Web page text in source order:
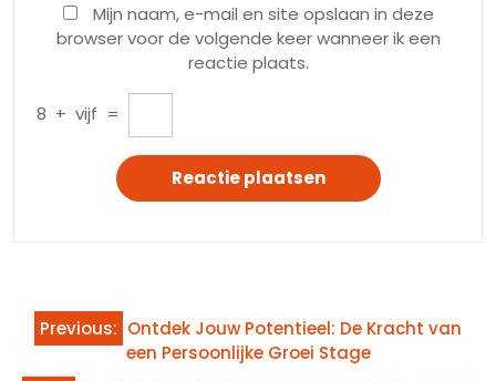
Mijn naam, e-mail en site opslaan in deze
browser voor de volgende keer wanneer ik een
reactie plaats.
8 + vijf =
Bericht
navigatie
Previous: Ontdek Jouw Potentieel: De Kracht van
een Persoonlijke Groei Stage